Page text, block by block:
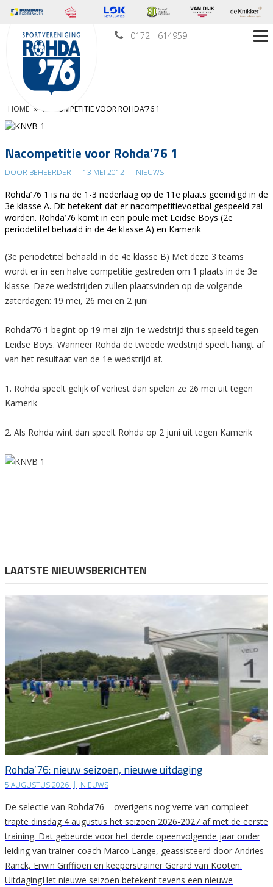
0172 - 614959
HOME » NACOMPETITIE VOOR ROHDA’76 1
Nacompetitie voor Rohda’76 1
DOOR BEHEERDER | 13 MEI 2012 | NIEUWS
Rohda’76 1 is na de 1-3 nederlaag op de 11e plaats geëindigd in de
3e klasse A. Dit betekent dat er nacompetitievoetbal gespeeld zal
worden. Rohda’76 komt in een poule met Leidse Boys (2e
periodetitel behaald in de 4e klasse A) en Kamerik
(3e periodetitel behaald in de 4e klasse B) Met deze 3 teams
wordt er in een halve competitie gestreden om 1 plaats in de 3e
klasse. Deze wedstrijden zullen plaatsvinden op de volgende
zaterdagen: 19 mei, 26 mei en 2 juni
Rohda’76 1 begint op 19 mei zijn 1e wedstrijd thuis speeld tegen
Leidse Boys. Wanneer Rohda de tweede wedstrijd speelt hangt af
van het resultaat van de 1e wedstrijd af.
1. Rohda speelt gelijk of verliest dan spelen ze 26 mei uit tegen
Kamerik
2. Als Rohda wint dan speelt Rohda op 2 juni uit tegen Kamerik
LAATSTE NIEUWSBERICHTEN
Rohda’76: nieuw seizoen, nieuwe uitdaging
5 AUGUSTUS 2026 | NIEUWS
De selectie van Rohda’76 – overigens nog verre van compleet –
trapte dinsdag 4 augustus het seizoen 2026-2027 af met de eerste
training. Dat gebeurde voor het derde opeenvolgende jaar onder
leiding van trainer-coach Marco Lange, geassisteerd door Andries
Ranck, Erwin Griffioen en keeperstrainer Gerard van Kooten.
UitdagingHet nieuwe seizoen betekent tevens een nieuwe